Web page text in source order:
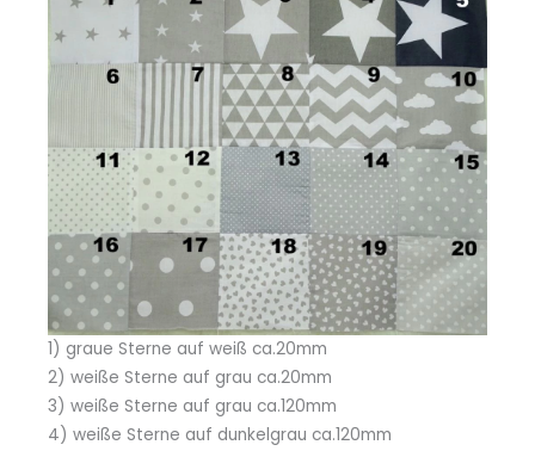
1) graue Sterne auf weiß ca.20mm
2) weiße Sterne auf grau ca.20mm
3) weiße Sterne auf grau ca.120mm
4) weiße Sterne auf dunkelgrau ca.120mm